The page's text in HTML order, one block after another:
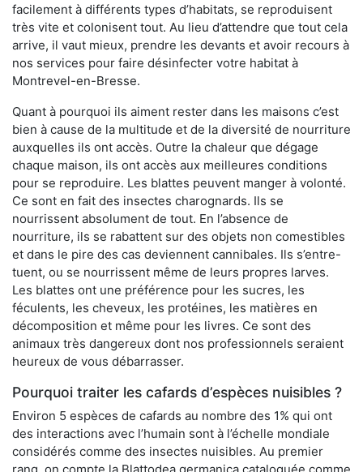
facilement à différents types d’habitats, se reproduisent
très vite et colonisent tout. Au lieu d’attendre que tout cela
arrive, il vaut mieux, prendre les devants et avoir recours à
nos services pour faire désinfecter votre habitat à
Montrevel-en-Bresse.
Quant à pourquoi ils aiment rester dans les maisons c’est
bien à cause de la multitude et de la diversité de nourriture
auxquelles ils ont accès. Outre la chaleur que dégage
chaque maison, ils ont accès aux meilleures conditions
pour se reproduire. Les blattes peuvent manger à volonté.
Ce sont en fait des insectes charognards. Ils se
nourrissent absolument de tout. En l’absence de
nourriture, ils se rabattent sur des objets non comestibles
et dans le pire des cas deviennent cannibales. Ils s’entre-
tuent, ou se nourrissent même de leurs propres larves.
Les blattes ont une préférence pour les sucres, les
féculents, les cheveux, les protéines, les matières en
décomposition et même pour les livres. Ce sont des
animaux très dangereux dont nos professionnels seraient
heureux de vous débarrasser.
Pourquoi traiter les cafards d’espèces nuisibles ?
Environ 5 espèces de cafards au nombre des 1% qui ont
des interactions avec l’humain sont à l’échelle mondiale
considérés comme des insectes nuisibles. Au premier